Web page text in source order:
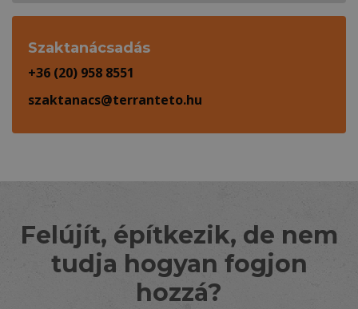
Szaktanácsadás
+36 (20) 958 8551
szaktanacs@terranteto.hu
Felújít, építkezik, de nem
tudja hogyan fogjon
hozzá?